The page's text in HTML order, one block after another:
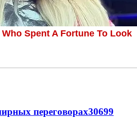
переговорах30699